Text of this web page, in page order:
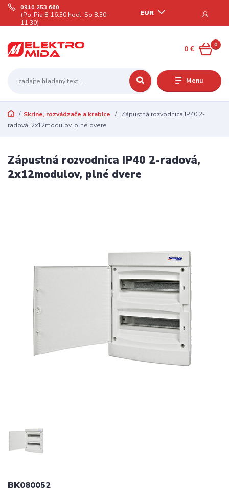
Menu
EUR
0910 253 660
(Po-Pia 8-16:30 hod., So 8:30-
11:30)
0
0 €
Skrine, rozvádzače a krabice
Zápustná rozvodnica IP40 2-
radová, 2x12modulov, plné dvere
Zápustná rozvodnica IP40 2-radová,
2x12modulov, plné dvere
BK080052